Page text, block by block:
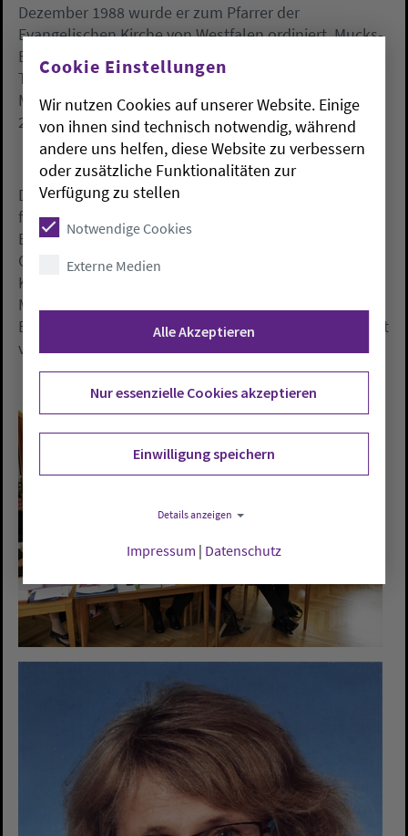
Dezember 1988 wurde er zum Pfarrer der
Evangelischen Kirche von Westfalen ordiniert. Mucks-
Büker hat eine Ausbildung als Spiel- und
Theaterpädagoge (1994 bis 1996) sowie einen
Masterstudiengang DiakonieManagement (2009 bis
2011) absolviert. Er ist verheiratet und hat drei Kinder.
Das theologische Mitglied des Oberkirchenrates wird
für die Sachgebiete Beratungsstellen, Diakonie,
Erwachsenenbildung, Familienbildungsstätten,
Gemeindliche Dienste und Fortbildungen,
Kindertagesstätten, Schulen, Kirche und Freizeit,
Missionarische Dienste, Theologische Fragen und
Bildung sowie Religions- und Konfirmandenunterricht
verantwortlich sein.
Cookie Einstellungen
Wir nutzen Cookies auf unserer Website. Einige
von ihnen sind technisch notwendig, während
andere uns helfen, diese Website zu verbessern
oder zusätzliche Funktionalitäten zur
Verfügung zu stellen
Notwendige Cookies
Externe Medien
Alle Akzeptieren
Nur essenzielle Cookies akzeptieren
Einwilligung speichern
Details anzeigen
Impressum | Datenschutz